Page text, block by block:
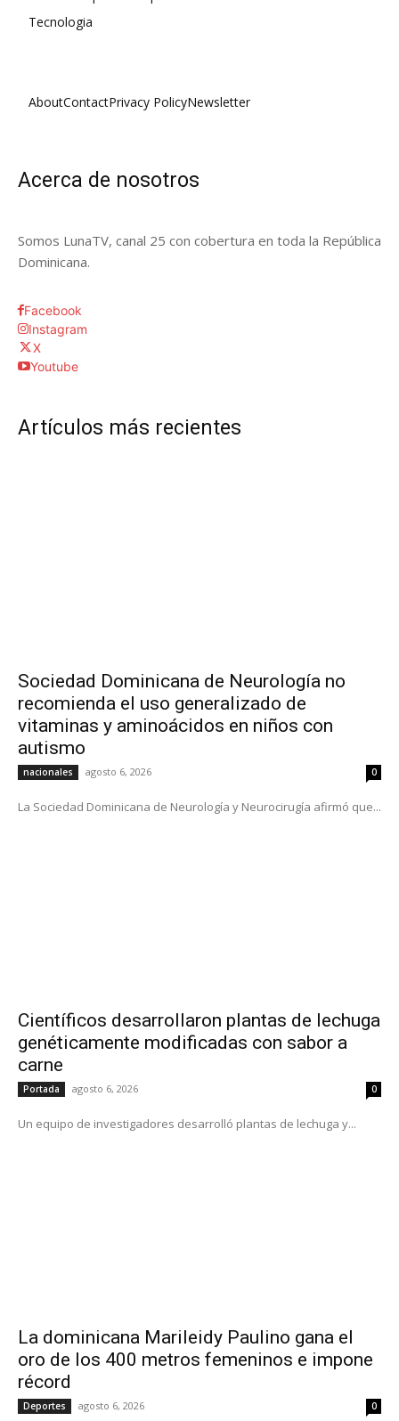
Tecnologia
AboutContactPrivacy PolicyNewsletter
Acerca de nosotros
Somos LunaTV, canal 25 con cobertura en toda la República
Dominicana.
Facebook
Instagram
X
Youtube
Artículos más recientes
Sociedad Dominicana de Neurología no
recomienda el uso generalizado de
vitaminas y aminoácidos en niños con
autismo
nacionales agosto 6, 2026 0
La Sociedad Dominicana de Neurología y Neurocirugía afirmó que...
Científicos desarrollaron plantas de lechuga
genéticamente modificadas con sabor a
carne
Portada agosto 6, 2026 0
Un equipo de investigadores desarrolló plantas de lechuga y...
La dominicana Marileidy Paulino gana el
oro de los 400 metros femeninos e impone
récord
Deportes agosto 6, 2026 0